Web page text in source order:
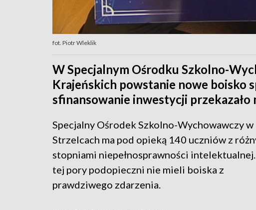
fot. Piotr Wleklik
W Specjalnym Ośrodku Szkolno-
Krajeńskich powstanie nowe boisko
sfinansowanie inwestycji
Specjalny Ośrodek Szkolno-Wychowawczy w
Strzelcach ma pod opieką 140 uczniów z
stopniami niepełnosprawności
tej pory podopieczni nie mieli boiska z
prawdziwego zdarzenia.